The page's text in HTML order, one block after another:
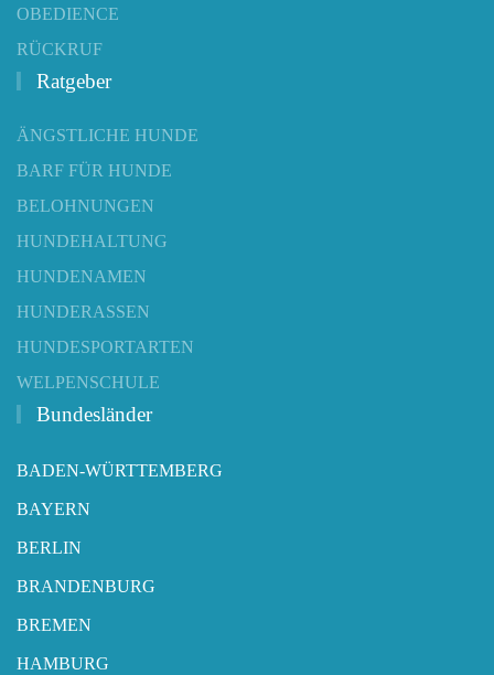
OBEDIENCE
RÜCKRUF
Ratgeber
ÄNGSTLICHE HUNDE
BARF FÜR HUNDE
BELOHNUNGEN
HUNDEHALTUNG
HUNDENAMEN
HUNDERASSEN
HUNDESPORTARTEN
WELPENSCHULE
Bundesländer
BADEN-WÜRTTEMBERG
BAYERN
BERLIN
BRANDENBURG
BREMEN
HAMBURG